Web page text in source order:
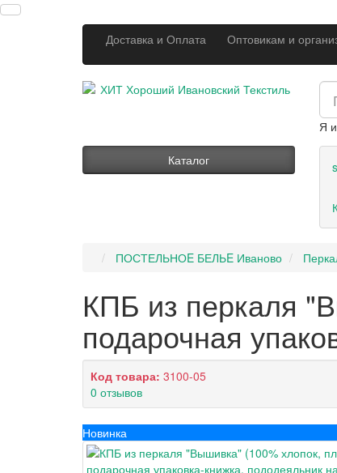
Доставка и Оплата Оптовикам и
Я
Каталог
ПОСТЕЛЬНОE БЕЛЬE Иваново
КПБ из перкаля
подарочная
Код товара: 3100-05
0 отзывов
Новинка